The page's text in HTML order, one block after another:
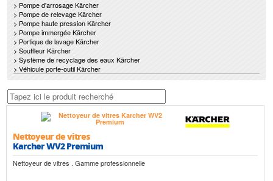
> Pompe d'arrosage Kärcher
> Pompe de relevage Kärcher
> Pompe haute pression Kärcher
> Pompe immergée Kärcher
> Portique de lavage Kärcher
> Souffleur Kärcher
> Système de recyclage des eaux Kärcher
> Véhicule porte-outil Kärcher
Nettoyeur de vitres
Karcher WV2 Premium
Nettoyeur de vitres . Gamme professionnelle